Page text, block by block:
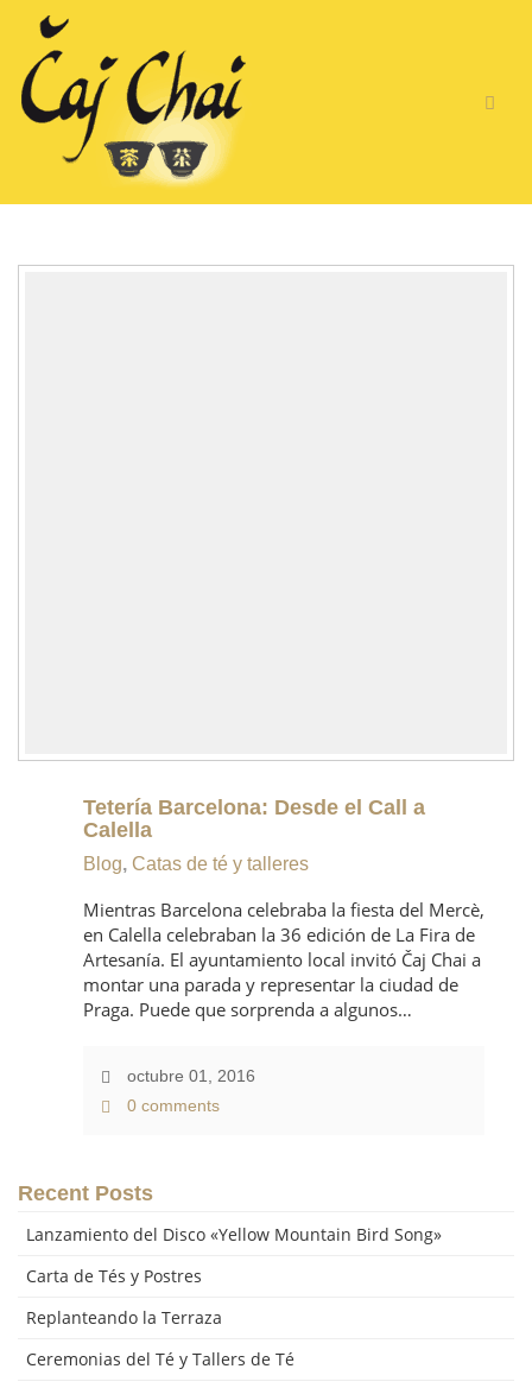
Tetería Barcelona: Desde el Call a
Calella
Blog, Catas de té y talleres
Mientras Barcelona celebraba la fiesta del Mercè,
en Calella celebraban la 36 edición de La Fira de
Artesanía. El ayuntamiento local invitó Čaj Chai a
montar una parada y representar la ciudad de
Praga. Puede que sorprenda a algunos…
octubre 01, 2016
0 comments
Recent Posts
Lanzamiento del Disco «Yellow Mountain Bird Song»
Carta de Tés y Postres
Replanteando la Terraza
Ceremonias del Té y Tallers de Té